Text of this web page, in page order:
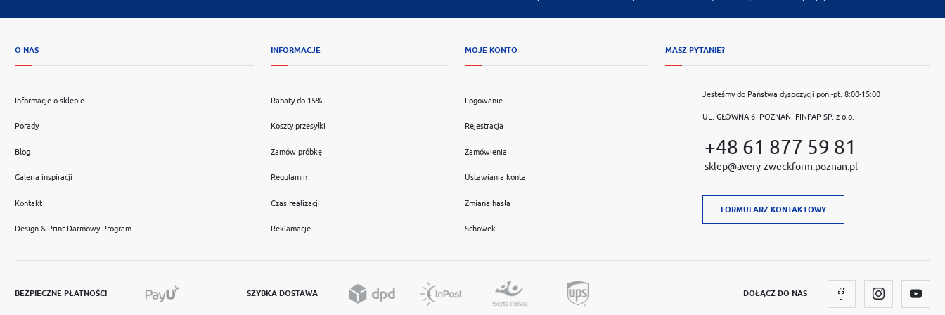
O NAS
Informacje o sklepie
Porady
Blog
Galeria inspiracji
Kontakt
Design & Print Darmowy Program
INFORMACJE
Rabaty do 15%
Koszty przesyłki
Zamów próbkę
Regulamin
Czas realizacji
Reklamacje
MOJE KONTO
Logowanie
Rejestracja
Zamówienia
Ustawiania konta
Zmiana hasła
Schowek
MASZ PYTANIE?
Jesteśmy do Państwa dyspozycji pon.-pt. 8:00-15:00
UL. GŁÓWNA 6 POZNAŃ FINPAP SP. z o.o.
+48 61 877 59 81
sklep@avery-zweckform.poznan.pl
FORMULARZ KONTAKTOWY
BEZPIECZNE PŁATNOŚCI SZYBKA DOSTAWA DOŁĄCZ DO NAS